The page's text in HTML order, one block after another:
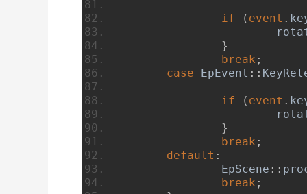
if ( event .
}
break ;
case
EpEvent ::
if ( event .
}
break ;
default :
EpScene ::
break ;